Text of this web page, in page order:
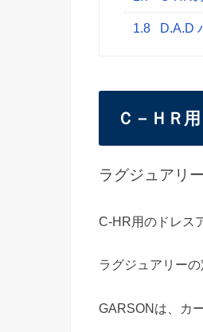
1.8 D.A.D
Ｃ－ＨＲ
ラグジュアリ
C-HR用のドレス
ラグジュアリー
GARSONは、カ